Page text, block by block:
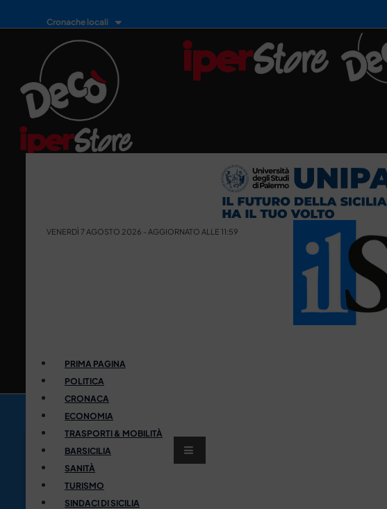
Cronache locali
VENERDÌ 7 AGOSTO 2026 - AGGIORNATO ALLE 11:59
PRIMA PAGINA
POLITICA
CRONACA
ECONOMIA
TRASPORTI & MOBILITÀ
BARSICILIA
SANITÀ
TURISMO
SINDACI DI SICILIA